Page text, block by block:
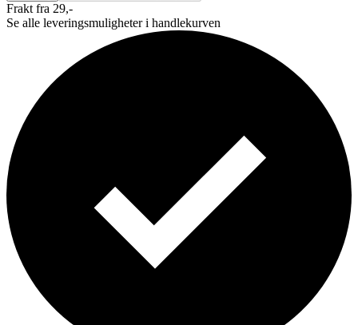
Frakt fra 29,-
Se alle leveringsmuligheter i handlekurven